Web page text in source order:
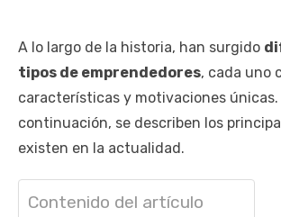
A lo largo de la historia, han surgido
tipos de emprendedores, cada uno
características y motivaciones únicas.
continuación, se describen los
existen en la actualidad.
Contenido del artículo